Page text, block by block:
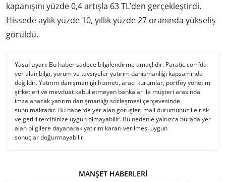
kapanışını yüzde 0,4 artışla 63 TL’den gerçekleştirdi.
Hissede aylık yüzde 10, yıllık yüzde 27 oranında yükseliş
görüldü.
Yasal uyarı: Bu haber sadece bilgilendirme amaçlıdır. Paratic.com’da
yer alan bilgi, yorum ve tavsiyeler yatırım danışmanlığı kapsamında
değildir. Yatırım danışmanlığı hizmeti, aracı kurumlar, portföy yönetim
şirketleri ve mevduat kabul etmeyen bankalar ile müşteri arasında
imzalanacak yatırım danışmanlığı sözleşmesi çerçevesinde
sunulmaktadır. Bu haberde yer alan görüşler, mali durumunuz ile risk
ve getiri tercihinize uygun olmayabilir. Bu nedenle yalnızca burada yer
alan bilgilere dayanarak yatırım kararı verilmesi uygun
sonuçlar doğurmayabilir.
MANŞET HABERLERI